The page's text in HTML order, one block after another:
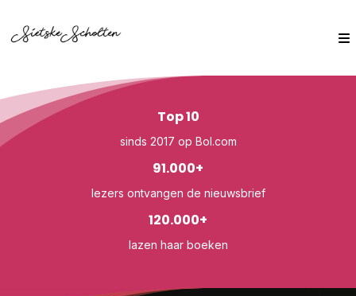
Top 10
sinds 2017 op Bol.com
91.000+
lezers ontvangen de nieuwsbrief
120.000+
lazen haar boeken